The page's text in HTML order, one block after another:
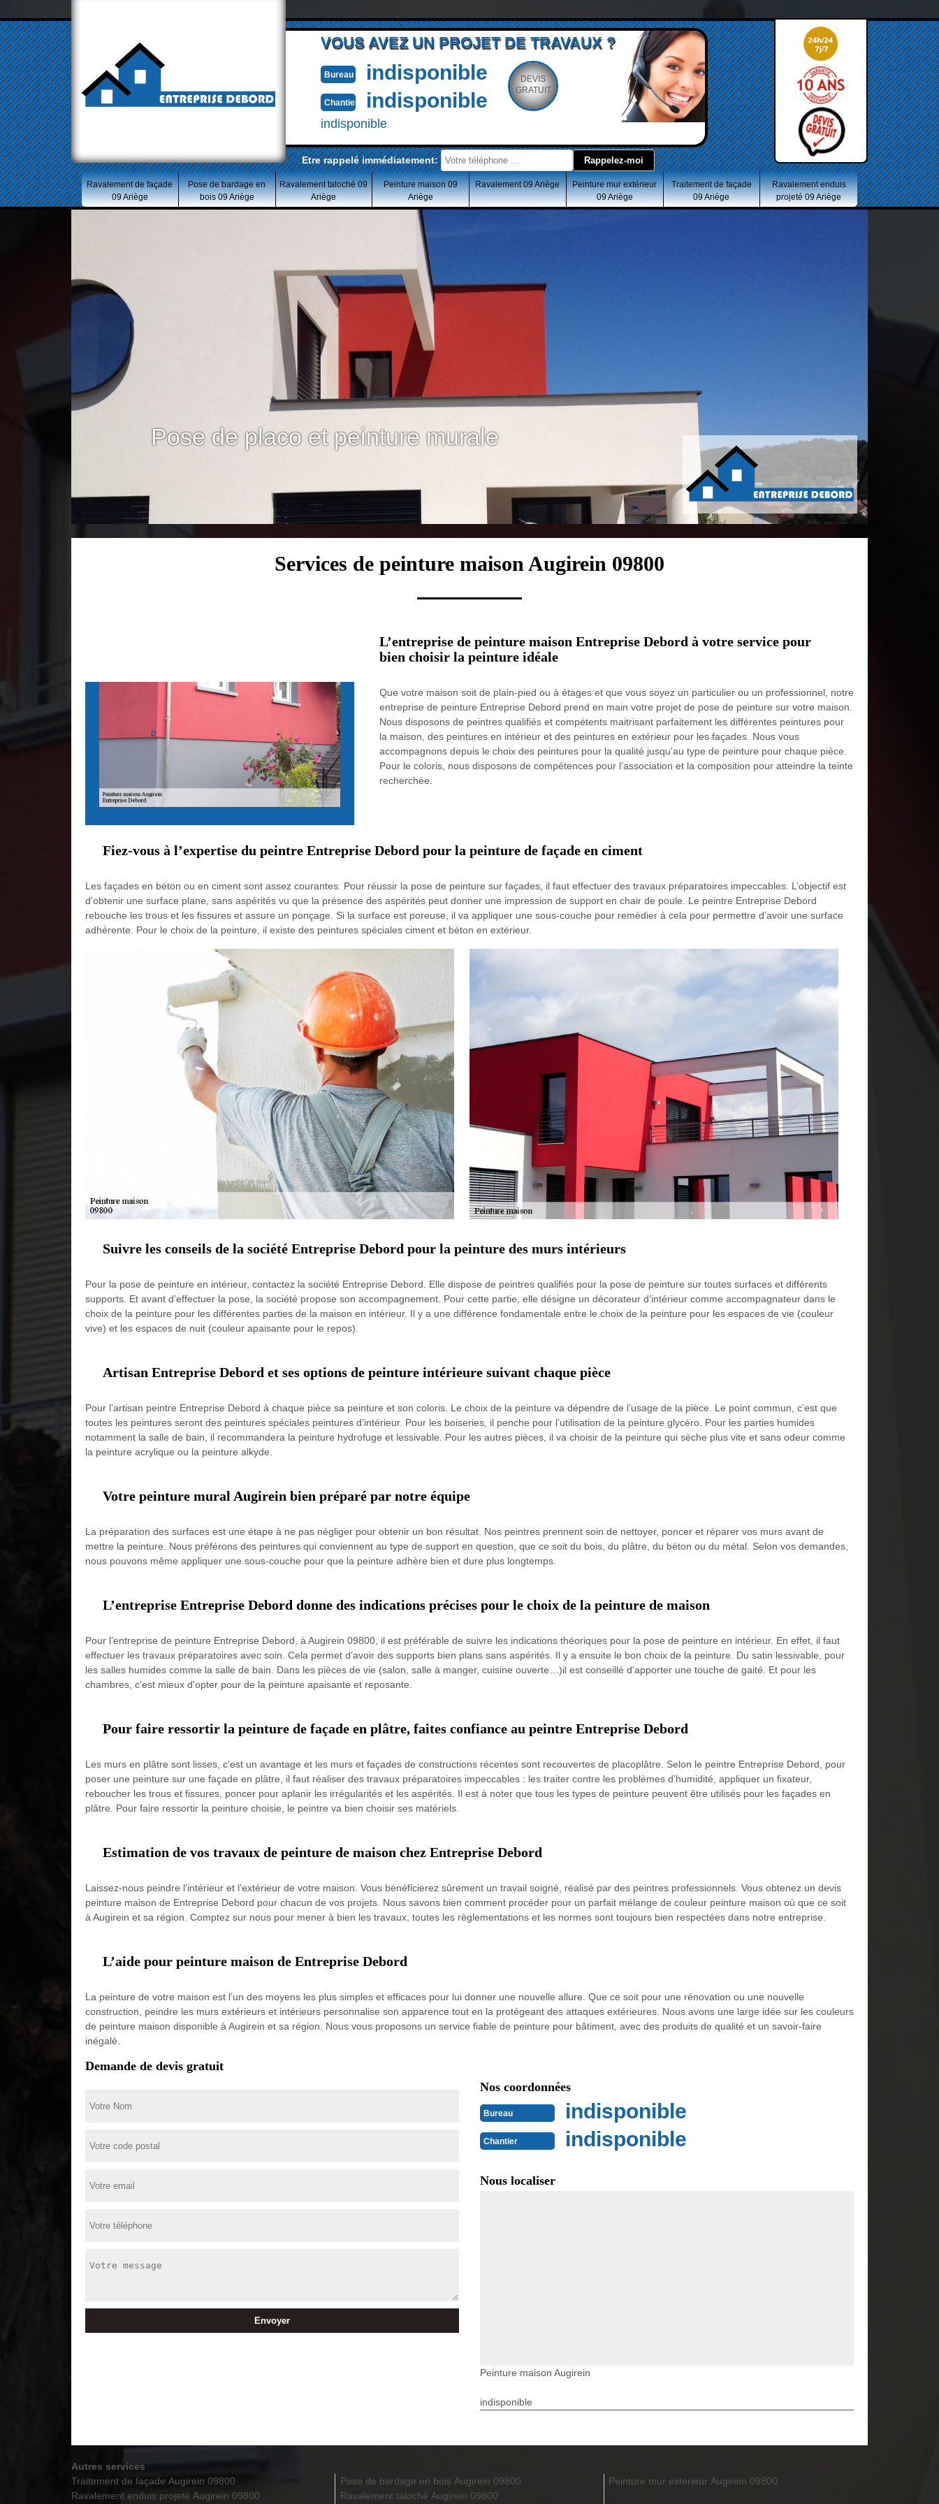
VOUS AVEZ UN PROJET DE TRAVAUX ?
Bureau indisponible
Chantier indisponible
indisponible
DEVIS
GRATUIT
Etre rappelé immédiatement:
Ravalement de façade
09 Ariège
Pose de bardage en
bois 09 Ariège
Ravalement taloché 09
Ariège
Peinture maison 09
Ariège
Ravalement 09 Ariège
Peinture mur extérieur
09 Ariège
Traitement de façade
09 Ariège
Ravalement enduis
projeté 09 Ariège
Pose de placo et peinture murale
Services de peinture maison Augirein 09800
L’entreprise de peinture maison Entreprise Debord à votre service pour
bien choisir la peinture idéale
Que votre maison soit de plain-pied ou à étages et que vous soyez un particulier ou un professionnel, notre
entreprise de peinture Entreprise Debord prend en main votre projet de pose de peinture sur votre maison.
Nous disposons de peintres qualifiés et compétents maitrisant parfaitement les différentes peintures pour
la maison, des peintures en intérieur et des peintures en extérieur pour les façades. Nous vous
accompagnons depuis le choix des peintures pour la qualité jusqu'au type de peinture pour chaque pièce.
Pour le coloris, nous disposons de compétences pour l’association et la composition pour atteindre la teinte
recherchée.
Fiez-vous à l’expertise du peintre Entreprise Debord pour la peinture de façade en ciment
Les façades en béton ou en ciment sont assez courantes. Pour réussir la pose de peinture sur façades, il faut effectuer des travaux préparatoires impeccables. L’objectif est
d’obtenir une surface plane, sans aspérités vu que la présence des aspérités peut donner une impression de support en chair de poule. Le peintre Entreprise Debord
rebouche les trous et les fissures et assure un ponçage. Si la surface est poreuse, il va appliquer une sous-couche pour remédier à cela pour permettre d’avoir une surface
adhérente. Pour le choix de la peinture, il existe des peintures spéciales ciment et béton en extérieur.
Suivre les conseils de la société Entreprise Debord pour la peinture des murs intérieurs
Pour la pose de peinture en intérieur, contactez la société Entreprise Debord. Elle dispose de peintres qualifiés pour la pose de peinture sur toutes surfaces et différents
supports. Et avant d’effectuer la pose, la société propose son accompagnement. Pour cette partie, elle désigne un décorateur d’intérieur comme accompagnateur dans le
choix de la peinture pour les différentes parties de la maison en intérieur. Il y a une différence fondamentale entre le choix de la peinture pour les espaces de vie (couleur
vive) et les espaces de nuit (couleur apaisante pour le repos).
Artisan Entreprise Debord et ses options de peinture intérieure suivant chaque pièce
Pour l’artisan peintre Entreprise Debord à chaque pièce sa peinture et son coloris. Le choix de la peinture va dépendre de l’usage de la pièce. Le point commun, c’est que
toutes les peintures seront des peintures spéciales peintures d’intérieur. Pour les boiseries, il penche pour l’utilisation de la peinture glycéro. Pour les parties humides
notamment la salle de bain, il recommandera la peinture hydrofuge et lessivable. Pour les autres pièces, il va choisir de la peinture qui sèche plus vite et sans odeur comme
la peinture acrylique ou la peinture alkyde.
Votre peinture mural Augirein bien préparé par notre équipe
La préparation des surfaces est une étape à ne pas négliger pour obtenir un bon résultat. Nos peintres prennent soin de nettoyer, poncer et réparer vos murs avant de
mettre la peinture. Nous préférons des peintures qui conviennent au type de support en question, que ce soit du bois, du plâtre, du béton ou du métal. Selon vos demandes,
nous pouvons même appliquer une sous-couche pour que la peinture adhère bien et dure plus longtemps.
L’entreprise Entreprise Debord donne des indications précises pour le choix de la peinture de maison
Pour l’entreprise de peinture Entreprise Debord, à Augirein 09800, il est préférable de suivre les indications théoriques pour la pose de peinture en intérieur. En effet, il faut
effectuer les travaux préparatoires avec soin. Cela permet d’avoir des supports bien plans sans aspérités. Il y a ensuite le bon choix de la peinture. Du satin lessivable, pour
les salles humides comme la salle de bain. Dans les pièces de vie (salon, salle à manger, cuisine ouverte…)il est conseillé d'apporter une touche de gaité. Et pour les
chambres, c'est mieux d'opter pour de la peinture apaisante et reposante.
Pour faire ressortir la peinture de façade en plâtre, faites confiance au peintre Entreprise Debord
Les murs en plâtre sont lisses, c’est un avantage et les murs et façades de constructions récentes sont recouvertes de placoplâtre. Selon le peintre Entreprise Debord, pour
poser une peinture sur une façade en plâtre, il faut réaliser des travaux préparatoires impeccables : les traiter contre les problèmes d’humidité, appliquer un fixateur,
reboucher les trous et fissures, poncer pour aplanir les irrégularités et les aspérités. Il est à noter que tous les types de peinture peuvent être utilisés pour les façades en
plâtre. Pour faire ressortir la peinture choisie, le peintre va bien choisir ses matériels.
Estimation de vos travaux de peinture de maison chez Entreprise Debord
Laissez-nous peindre l’intérieur et l’extérieur de votre maison. Vous bénéficierez sûrement un travail soigné, réalisé par des peintres professionnels. Vous obtenez un devis
peinture maison de Entreprise Debord pour chacun de vos projets. Nous savons bien comment procéder pour un parfait mélange de couleur peinture maison où que ce soit
à Augirein et sa région. Comptez sur nous pour mener à bien les travaux, toutes les règlementations et les normes sont toujours bien respectées dans notre entreprise.
L’aide pour peinture maison de Entreprise Debord
La peinture de votre maison est l’un des moyens les plus simples et efficaces pour lui donner une nouvelle allure. Que ce soit pour une rénovation ou une nouvelle
construction, peindre les murs extérieurs et intérieurs personnalise son apparence tout en la protégeant des attaques extérieures. Nous avons une large idée sur les couleurs
de peinture maison disponible à Augirein et sa région. Nous vous proposons un service fiable de peinture pour bâtiment, avec des produits de qualité et un savoir-faire
inégalé.
Demande de devis gratuit
Nos coordonnées
Bureau indisponible
Chantier indisponible
Nous localiser
Peinture maison Augirein
indisponible
Autres services
Traitement de façade Augirein 09800
Ravalement enduis projeté Augirein 09800
Pose de bardage en bois Augirein 09800
Ravalement taloché Augirein 09800
Peinture mur extérieur Augirein 09800